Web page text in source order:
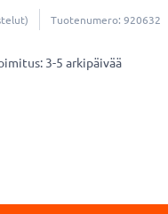
Tuotenumero: 920632
3-5 arkipäivää